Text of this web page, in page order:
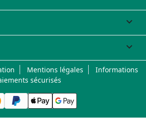

keyboard_arrow_down
Mentions légales
Informations
sécurisés